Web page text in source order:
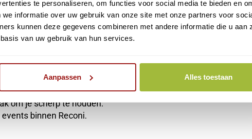
te personaliseren, om functies voor social media te bieden en
informatie over uw gebruik van onze site met onze partners voor
kunnen deze gegevens combineren met andere informatie die u aan
van uw gebruik van hun services.
Aanpassen Alles toestaan
eigen initiatief.
17:30.
om je scherp te houden.
binnen Reconi.